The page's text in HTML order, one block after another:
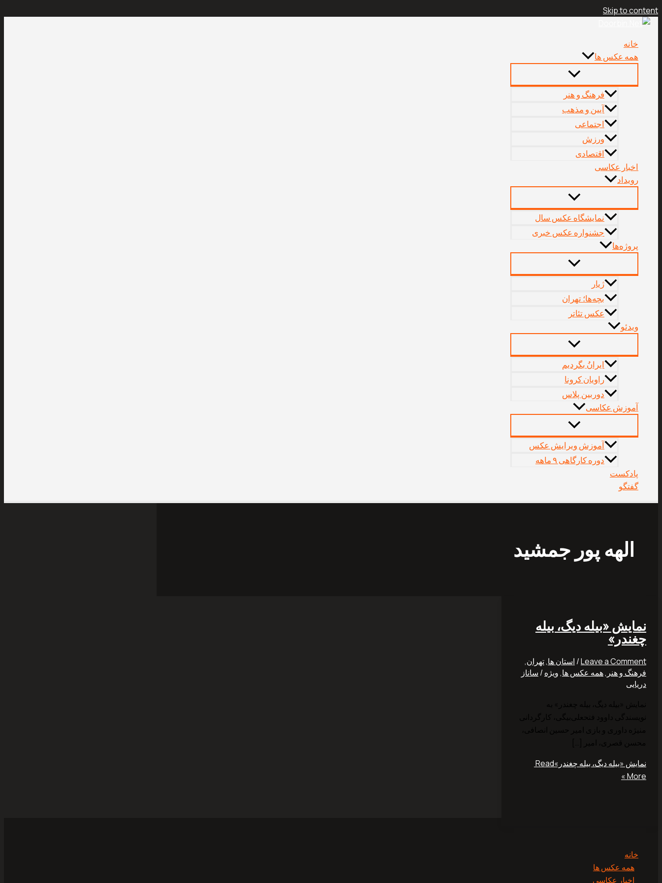
Skip to content
خانه
همه عکس ها
فرهنگ و هنر
آیین و مذهب
اجتماعی
ورزش
اقتصادی
اخبار عکاسی
رویداد
نمایشگاه عکس سال
جشنواره عکس خبری
پروژه‌‌ها
ژیار
بچه‌ها؛ تهران
عکس تئاتر
ویدئو
ایرانُ بگردیم
راویان کرونا
دوربین پلاس
آموزش عکاسی
آموزش ویرایش عکس
دوره کارگاهی ۹ ماهه
پادکست
گفتگو
الهه پور جمشید
نمایش «بیله دیگ، بیله
چغندر»‎
Leave a Comment
/ استان ها,تهران,
فرهنگ و هنر ,همه عکس ها,ویژه/ ساناز
دریایی
نمایش «بیله دیگ، بیله چغندر»‎Read
More »
خانه
همه عکس ها
اخبار عکاسی